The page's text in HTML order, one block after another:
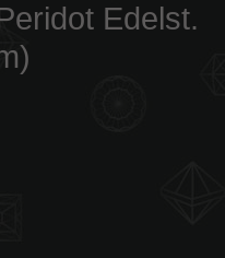
Edelst.